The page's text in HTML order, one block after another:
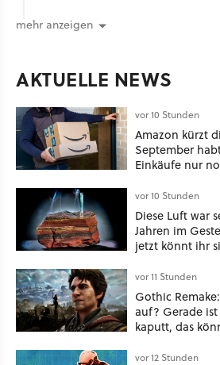
mehr anzeigen
AKTUELLE NEWS
vor 10 Stunden
Amazon kürzt
September
Einkäufe nur
vor 10 Stunden
Diese Luft war
Jahren im
jetzt könnt ihr
vor 11 Stunden
Gothic
auf? Gerade
kaputt, das
vor 12 Stunden